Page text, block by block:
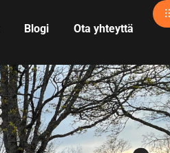
Blogi Ota yhteyttä